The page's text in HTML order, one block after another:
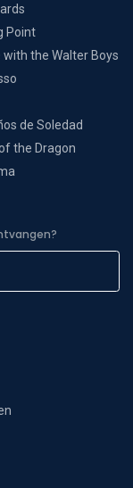
Point
with the Walter Boys
de Soledad
the Dragon